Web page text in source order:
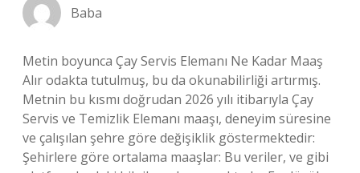
Baba
Metin boyunca Çay Servis Elemanı Ne Kadar Maaş
Alır odakta tutulmuş, bu da okunabilirliği artırmış.
Metnin bu kısmı doğrudan 2026 yılı itibarıyla Çay
Servis ve Temizlik Elemanı maaşı, deneyim süresine
ve çalışılan şehre göre değişiklik göstermektedir:
Şehirlere göre ortalama maaşlar: Bu veriler, ve gibi